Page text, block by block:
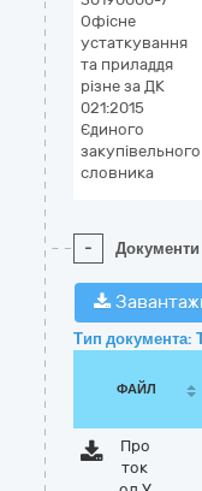
Офісне
устаткування
та приладдя
різне за ДК
021:2015
Єдиного
закупівельного
словника
- Документи
Тип документа:
ФАЙЛ
Про
ток